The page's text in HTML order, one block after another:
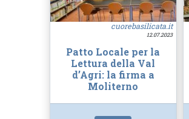
cuorebasilicata.it
12.07.2023
Patto Locale per la
Lettura della Val
d’Agri: la firma a
Moliterno